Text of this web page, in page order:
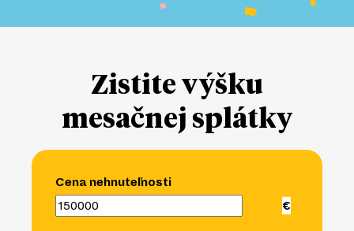
Zistite výšku
mesačnej splátky
Cena nehnuteľnosti